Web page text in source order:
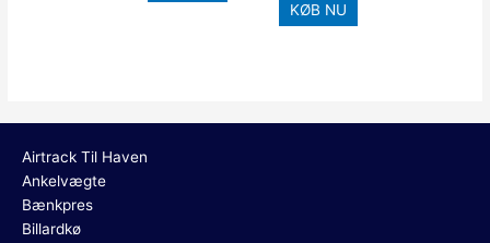
KØB NU
Airtrack Til Haven
Ankelvægte
Bænkpres
Billardkø